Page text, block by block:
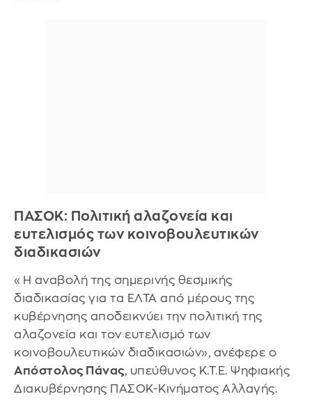
ΠΑΣΟΚ: Πολιτική αλαζονεία και
ευτελισμός των κοινοβουλευτικών
διαδικασιών
«Η αναβολή της σημερινής θεσμικής
διαδικασίας για τα ΕΛΤΑ από μέρους της
κυβέρνησης αποδεικνύει την πολιτική της
αλαζονεία και τον ευτελισμό των
κοινοβουλευτικών διαδικασιών», ανέφερε ο
Απόστολος Πάνας, υπεύθυνος Κ.Τ.Ε. Ψηφιακής
Διακυβέρνησης ΠΑΣΟΚ-Κινήματος Αλλαγής.